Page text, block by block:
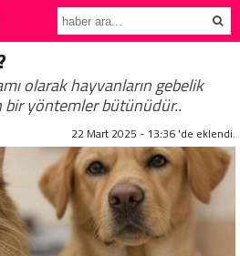
olarak hayvanların gebelik
bir yöntemler bütünüdür..
22 Mart 2025 - 13:36 'de eklendi.